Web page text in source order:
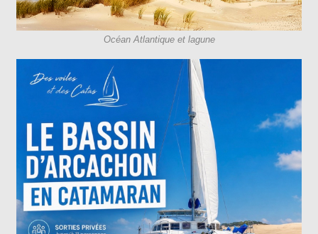
Océan Atlantique et lagune